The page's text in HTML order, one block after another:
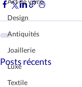
Design
Antiquités
Joaillerie
Luxe
Textile
Posts récents